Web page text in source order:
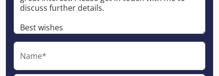
Name*